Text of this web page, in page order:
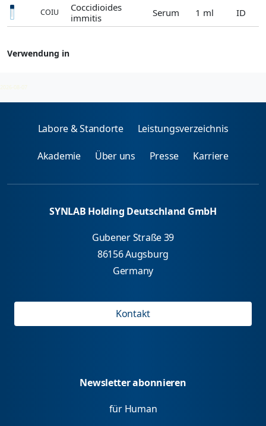
COIU
Coccidioides
immitis
Serum 1 ml ID
Verwendung in
2026-08-07
Labore & Standorte Leistungsverzeichnis
Akademie Über uns Presse Karriere
SYNLAB Holding Deutschland GmbH
Gubener Straße 39
86156 Augsburg
Germany
Kontakt
Newsletter abonnieren
für Human